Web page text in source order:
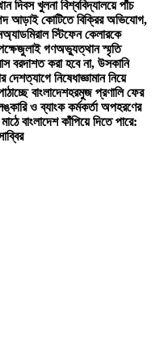
খুলনা বিশ্ববিদ্যালয়ে পাঁচ
আড়াই কোটিতে বিক্রির অভিযোগ,
অ্যাডমিরাল স্টিফেন কেলারকে
জুলাই গণঅভ্যুত্থান স্মৃতি
বরদাশত করা হবে না, উসকানি
দেশত্যাগে নিষেধাজ্ঞামান নিয়ে
বাংলাদেশহরমুজ প্রণালি ফের
ও ব্যাংক কর্মকর্তা অপহরণের
বাংলাদেশ কাঁপিয়ে দিতে পারে: